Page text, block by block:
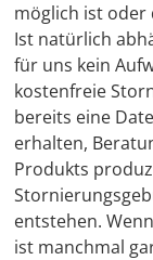
möglich ist oder
Ist natürlich
für uns kein
kostenfreie
bereits eine
erhalten,
Produkts
entstehen.
ist manchmal